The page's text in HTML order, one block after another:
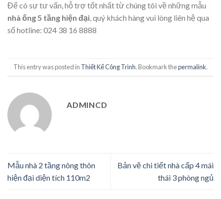
Để có sự tư vấn, hỗ trợ tốt nhất từ chúng tôi về những mẫu
nhà ống 5 tầng hiện đại, quý khách hàng vui lòng liên hệ qua
số hotline: 024 38 16 8888
This entry was posted in Thiết Kế Công Trình. Bookmark thepermalink.
ADMINCD
Mẫu nhà 2 tầng nông thôn
hiện đại diện tích 110m2
Bản vẽ chi tiết nhà cấp 4 mái
thái 3 phòng ngủ